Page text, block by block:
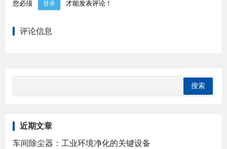
您必须 登录 才能发表评论！
评论信息
近期文章
车间除尘器：工业环境净化的关键设备